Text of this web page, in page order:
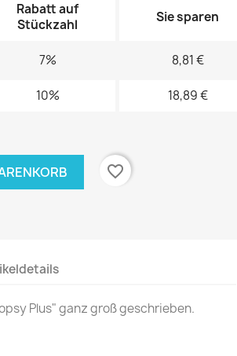
Rabatt auf
Stückzahl
Sie sparen
7% 8,81 €
10% 18,89 €
favorite_border
Plus" ganz groß geschrieben.